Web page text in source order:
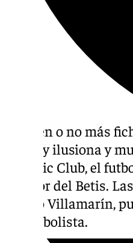
Lleguen o no más
Antony ilusiona y
Athletic Club, el
jugador del Betis.
Benito Villamarín,
del futbolista.